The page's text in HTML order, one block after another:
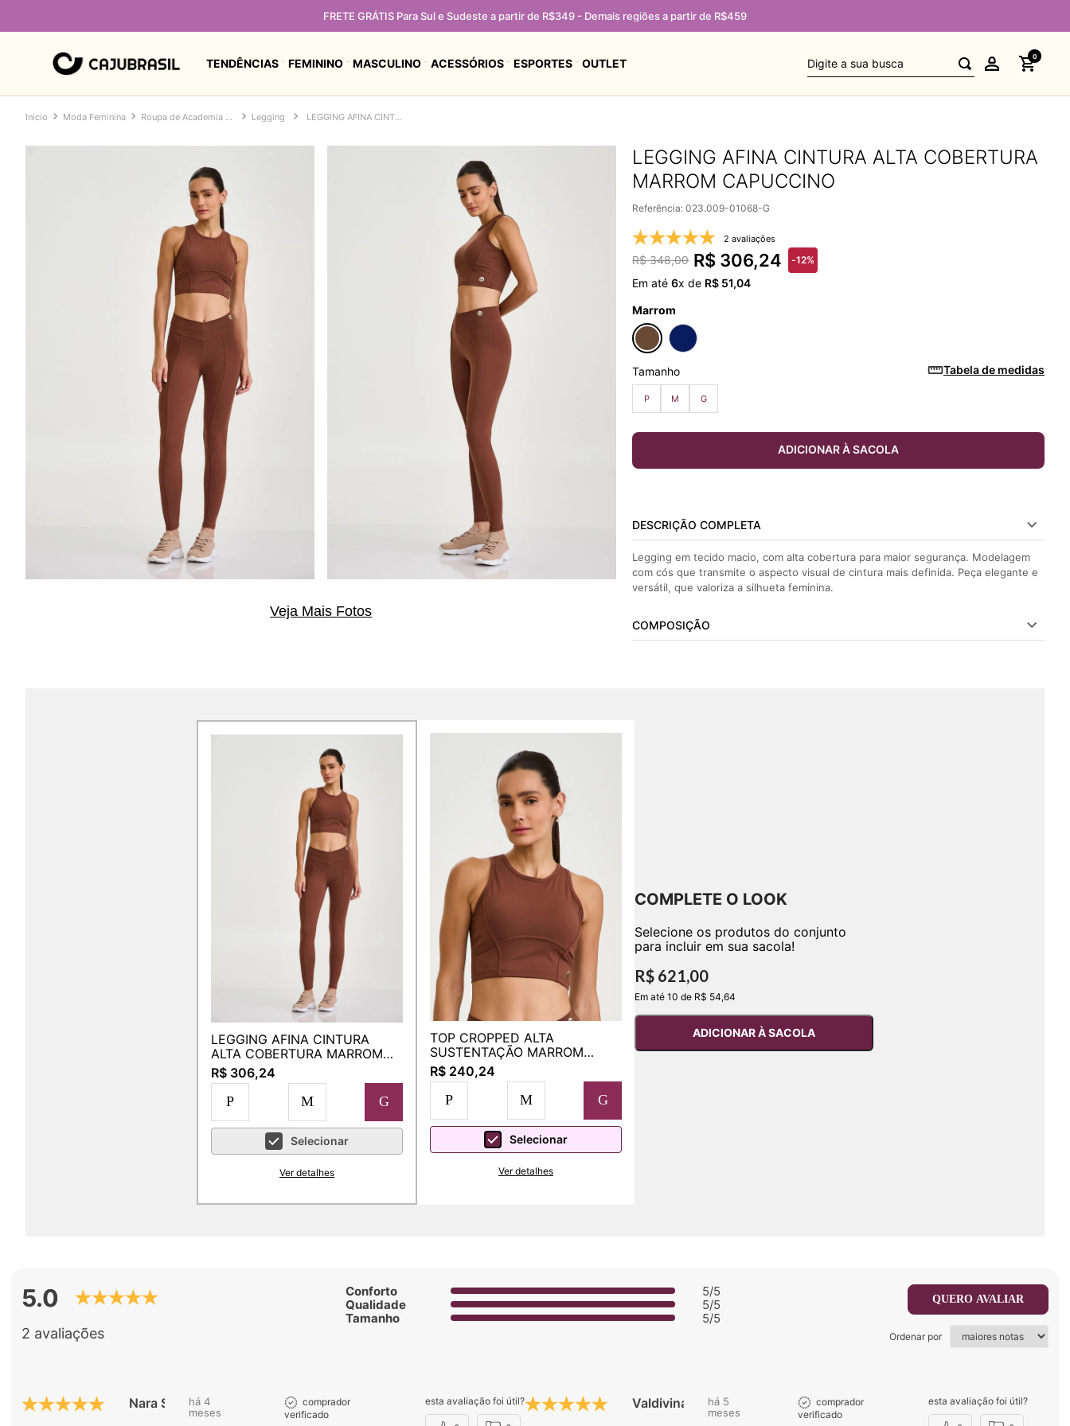
FRETE GRÁTIS Para Sul e Sudeste a partir de R$349 - Demais regiões a partir de R$459
TENDÊNCIAS FEMININO MASCULINO ACESSÓRIOS ESPORTES OUTLET Digite a sua busca 0
Moda Feminina Roupa de Academia Feminina Legging LEGGING AFINA CINTURA ALTA COBERTURA MARROM CAPUCCINO
Veja Mais Fotos
LEGGING AFINA CINTURA ALTA COBERTURA
MARROM CAPUCCINO
Referência:023.009-01068-G
2 avaliações
R$ 348,00 R$ 306,24 -12%
Em até6x de R$ 51,04
Marrom
Tamanho
P M G
Tabela de medidas
ADICIONAR À SACOLA
DESCRIÇÃO COMPLETA
Legging em tecido macio, com alta cobertura para maior segurança. Modelagem
com cós que transmite o aspecto visual de cintura mais definida. Peça elegante e
versátil, que valoriza a silhueta feminina.
COMPOSIÇÃO
LEGGING AFINA CINTURA
ALTA COBERTURA MARROM
CAPUCCINO
R$ 306,24
P
M G
Selecionar
Ver detalhes
TOP CROPPED ALTA
SUSTENTAÇÃO MARROM
CAPUCCINO
R$ 240,24
P
M G
Selecionar
Ver detalhes
COMPLETE O LOOK
Selecione os produtos do conjunto
para incluir em sua sacola!
R$ 621,00
Em até 10 de R$ 54,64
ADICIONAR À SACOLA
5.0 Conforto
5/5
Qualidade
5/5
Tamanho
5/5
QUERO AVALIAR
2 avaliações Ordenar por
Nara S.
há 4
meses
comprador
verificado
esta avaliação foi útil? Valdivina R.
há 5
meses
comprador
verificado
esta avaliação foi útil?